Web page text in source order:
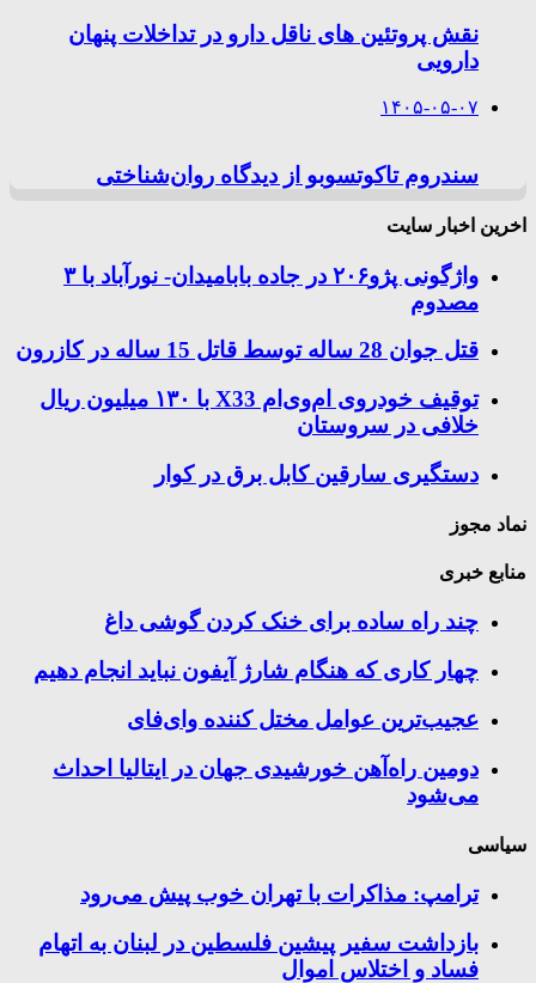
نقش پروتئین های ناقل دارو در تداخلات پنهان
دارویی
۱۴۰۵-۰۵-۰۷
سندروم تاکوتسوبو از دیدگاه روان‌شناختی
اخرین اخبار سایت
واژگونی پژو۲۰۶ در جاده بابامیدان- نورآباد با ۳
مصدوم
قتل جوان 28 ساله توسط قاتل 15 ساله در کازرون
توقیف خودروی ام‌وی‌ام X33 با ۱۳۰ میلیون ریال
خلافی در سروستان
دستگیری سارقین کابل برق در کوار
نماد مجوز
منابع خبری
چند راه‌ ساده برای خنک کردن گوشی داغ
چهار کاری که هنگام شارژ آیفون نباید انجام دهیم
عجیب‌ترین عوامل مختل کننده وای‌فای
دومین راه‌آهن خورشیدی جهان در ایتالیا احداث
می‌شود
سیاسی
ترامپ: مذاکرات با تهران خوب پیش می‌رود
بازداشت سفیر پیشین فلسطین در لبنان به اتهام
فساد و اختلاس اموال